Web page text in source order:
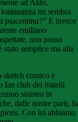
ad Aldo,
mi sembra
piacentina?" E invece
emiliano
non posso
semplice ma alla
sketch comico e
fan club dei fratelli
sinistro in
dalle nostre parti, fa
Con lui abbiamo